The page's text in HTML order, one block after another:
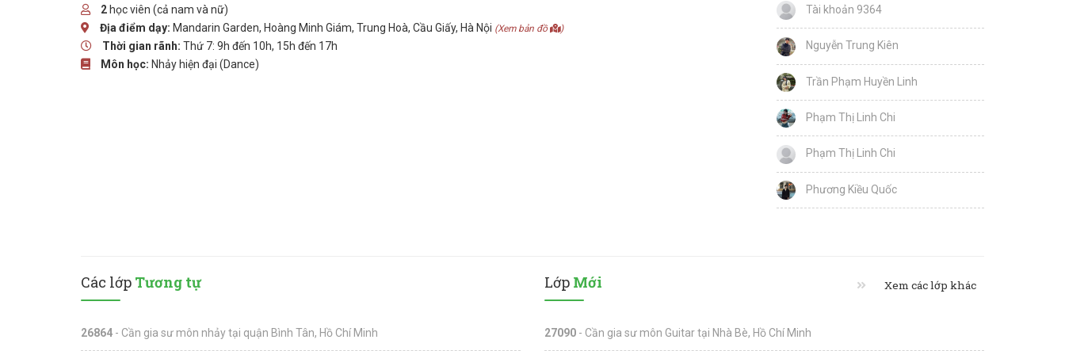
2 học viên (cả nam và nữ)
Địa điểm dạy: Mandarin Garden, Hoàng Minh Giám, Trung Hoà, Cầu Giấy, Hà Nội (Xem bản đồ )
Thời gian rãnh: Thứ 7: 9h đến 10h, 15h đến 17h
Môn học: Nhảy hiện đại (Dance)
Tài khoản 9364
Nguyễn Trung Kiên
Trần Phạm Huyền Linh
Phạm Thị Linh Chi
Phạm Thị Linh Chi
Phương Kiều Quốc
Các lớp Tương tự
26864 - Cần gia sư môn nhảy tại quận Bình Tân, Hồ Chí Minh
Lớp Mới Xem các lớp khác
27090 - Cần gia sư môn Guitar tại Nhà Bè, Hồ Chí Minh